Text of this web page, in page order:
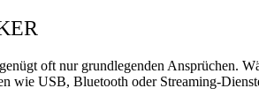
oft nur grundlegenden Ansprüchen.
wie USB, Bluetooth oder Streaming-